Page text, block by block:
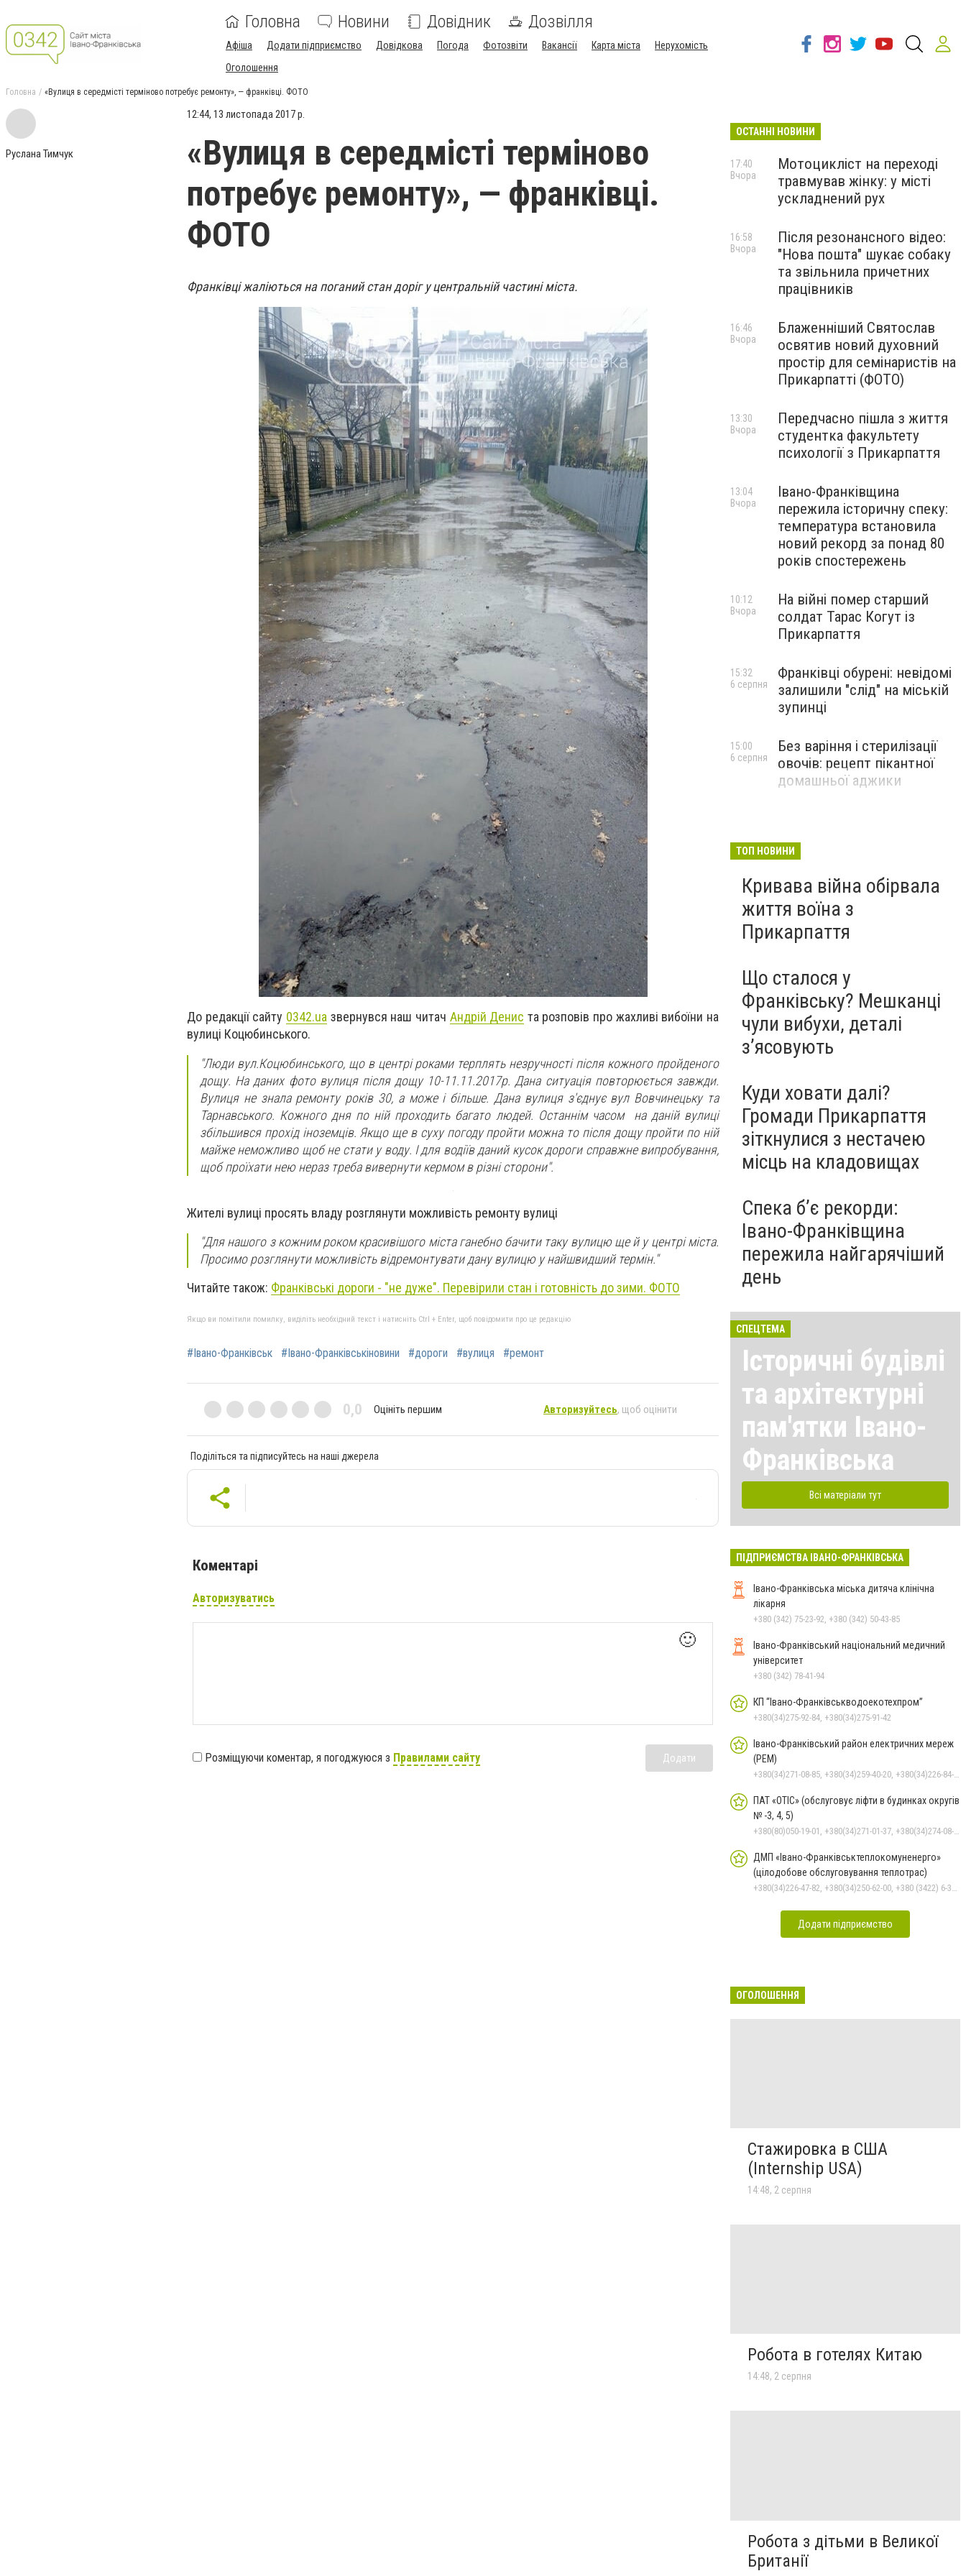
Головна Новини Довідник Дозвілля
Афіша Додати підприємство Довідкова Погода Фотозвіти Вакансії Карта міста
Нерухомість
Оголошення
Головна «Вулиця в середмісті терміново потребує ремонту», — франківці. ФОТО
Руслана Тимчук
12:44, 13 листопада 2017 р.
«Вулиця в середмісті терміново
потребує ремонту», — франківці.
ФОТО
Франківці жаліються на поганий стан доріг у центральній частині міста.
До редакції сайту 0342.uaзвернувся наш читач Андрій Денис та розповів про жахливі вибоїни на
вулиці Коцюбинського.
"Люди вул.Коцюбинського, що в центрі роками терплять незручності після кожного пройденого
дощу. На даних фото вулиця після дощу 10-11.11.2017р. Дана ситуація повторюється завжди.
Вулиця не знала ремонту років 30, а може і більше. Дана вулиця з'єднує вул Вовчинецьку та
Тарнавського. Кожного дня по ній проходить багато людей. Останнім часом на даній вулиці
збільшився прохід іноземців. Якщо ще в суху погоду пройти можна то після дощу пройти по ній
майже неможливо щоб не стати у воду. І для водіїв даний кусок дороги справжне випробування,
щоб проїхати нею нераз треба вивернути кермом в різні сторони".
Жителі вулиці просять владу розглянути можливість ремонту вулиці
"Для нашого з кожним роком красивішого міста ганебно бачити таку вулицю ще й у центрі міста.
Просимо розглянути можливість відремонтувати дану вулицю у найшвидший термін."
Читайте також: Франківські дороги - "не дуже". Перевірили стан і готовність до зими. ФОТО
Якщо ви помітили помилку, виділіть необхідний текст і натисніть Ctrl + Enter, щоб повідомити про це редакцію
#Івано-Франківськ #Івано-Франківськіновини #дороги #вулиця #ремонт
0,0 Оцініть першим Авторизуйтесь, щоб оцінити
Поділіться та підписуйтесь на наші джерела
Коментарі
Авторизуватись
🙂
Розміщуючи коментар, я погоджуюся з Правилами сайту Додати
ОСТАННІ НОВИНИ
Мотоцикліст на переході
травмував жінку: у місті
ускладнений рух
17:40
Вчора
Після резонансного відео:
"Нова пошта" шукає собаку
та звільнила причетних
працівників
16:58
Вчора
Блаженніший Святослав
освятив новий духовний
простір для семінаристів на
Прикарпатті (ФОТО)
16:46
Вчора
Передчасно пішла з життя
студентка факультету
психології з Прикарпаття
13:30
Вчора
Івано-Франківщина
пережила історичну спеку:
температура встановила
новий рекорд за понад 80
років спостережень
13:04
Вчора
На війні помер старший
солдат Тарас Когут із
Прикарпаття
10:12
Вчора
Франківці обурені: невідомі
залишили "слід" на міській
зупинці
15:32
6 серпня
Без варіння і стерилізації
овочів: рецепт пікантної
домашньої аджики
15:00
6 серпня
ТОП НОВИНИ
Кривава війна обірвала
життя воїна з
Прикарпаття
Що сталося у
Франківську? Мешканці
чули вибухи, деталі
з’ясовують
Куди ховати далі?
Громади Прикарпаття
зіткнулися з нестачею
місць на кладовищах
Спека б’є рекорди:
Івано-Франківщина
пережила найгарячіший
день
СПЕЦТЕМА
Історичні будівлі
та архітектурні
пам'ятки Івано-
Франківська
Всі матеріали тут
ПІДПРИЄМСТВА ІВАНО-ФРАНКІВСЬКА
Івано-Франківська міська дитяча клінічна
лікарня
+380 (342) 75-23-92, +380 (342) 50-43-85
Івано-Франківський національний медичний
університет
+380 (342) 78-41-94
КП “Івано-Франківськводоекотехпром”
+380(34)275-92-84, +380(34)275-91-42
Івано-Франківський район електричних мереж
(РЕМ)
ПАТ «ОТІС» (обслуговує ліфти в будинках округів
№ -3, 4, 5)
ДМП «Івано-Франківськтеплокомуненерго»
(цілодобове обслуговування теплотрас)
Додати підприємство
ОГОЛОШЕННЯ
Стажировка в США
(Internship USA)
14:48, 2 серпня
Робота в готелях Китаю
14:48, 2 серпня
Робота з дітьми в Великої
Британії